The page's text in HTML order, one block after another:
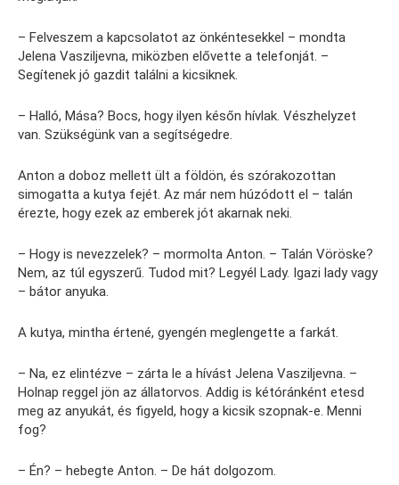
– Felveszem a kapcsolatot az önkéntesekkel – mondta
Jelena Vasziljevna, miközben elővette a telefonját. –
Segítenek jó gazdit találni a kicsiknek.
– Halló, Mása? Bocs, hogy ilyen későn hívlak. Vészhelyzet
van. Szükségünk van a segítségedre.
Anton a doboz mellett ült a földön, és szórakozottan
simogatta a kutya fejét. Az már nem húzódott el – talán
érezte, hogy ezek az emberek jót akarnak neki.
– Hogy is nevezzelek? – mormolta Anton. – Talán Vöröske?
Nem, az túl egyszerű. Tudod mit? Legyél Lady. Igazi lady vagy
– bátor anyuka.
A kutya, mintha értené, gyengén meglengette a farkát.
– Na, ez elintézve – zárta le a hívást Jelena Vasziljevna. –
Holnap reggel jön az állatorvos. Addig is kétóránként etesd
meg az anyukát, és figyeld, hogy a kicsik szopnak-e. Menni
fog?
– Én? – hebegte Anton. – De hát dolgozom.